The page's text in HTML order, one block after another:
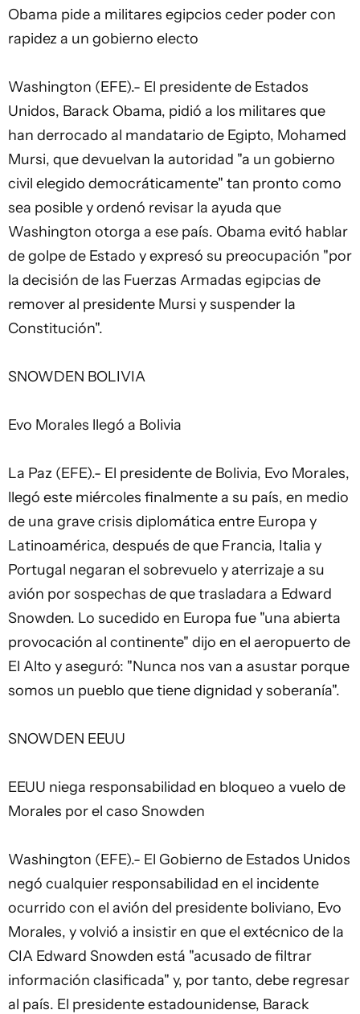
Obama pide a militares egipcios ceder poder con
rapidez a un gobierno electo
Washington (EFE).- El presidente de Estados
Unidos, Barack Obama, pidió a los militares que
han derrocado al mandatario de Egipto, Mohamed
Mursi, que devuelvan la autoridad "a un gobierno
civil elegido democráticamente" tan pronto como
sea posible y ordenó revisar la ayuda que
Washington otorga a ese país. Obama evitó hablar
de golpe de Estado y expresó su preocupación "por
la decisión de las Fuerzas Armadas egipcias de
remover al presidente Mursi y suspender la
Constitución".
SNOWDEN BOLIVIA
Evo Morales llegó a Bolivia
La Paz (EFE).- El presidente de Bolivia, Evo Morales,
llegó este miércoles finalmente a su país, en medio
de una grave crisis diplomática entre Europa y
Latinoamérica, después de que Francia, Italia y
Portugal negaran el sobrevuelo y aterrizaje a su
avión por sospechas de que trasladara a Edward
Snowden. Lo sucedido en Europa fue "una abierta
provocación al continente" dijo en el aeropuerto de
El Alto y aseguró: "Nunca nos van a asustar porque
somos un pueblo que tiene dignidad y soberanía".
SNOWDEN EEUU
EEUU niega responsabilidad en bloqueo a vuelo de
Morales por el caso Snowden
Washington (EFE).- El Gobierno de Estados Unidos
negó cualquier responsabilidad en el incidente
ocurrido con el avión del presidente boliviano, Evo
Morales, y volvió a insistir en que el extécnico de la
CIA Edward Snowden está "acusado de filtrar
información clasificada" y, por tanto, debe regresar
al país. El presidente estadounidense, Barack